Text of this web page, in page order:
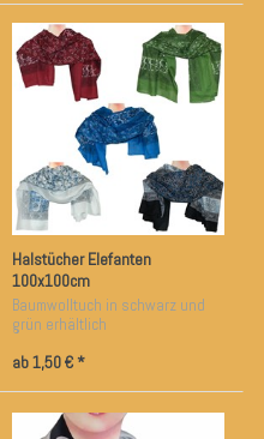
Halstücher Elefanten
100x100cm
Baumwolltuch in schwarz und
grün erhältlich
ab 1,50 € *